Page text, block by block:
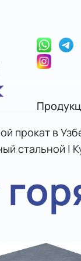
прокат в
стальной |